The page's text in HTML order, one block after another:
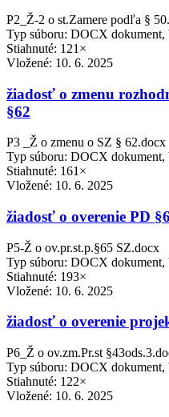
P2_Ž-2 o st.Zamere podľa §
Typ súboru: DOCX
Stiahnuté: 121×
Vložené: 10. 6. 2025
žiadosť o zmenu
§62
P3 _Ž o zmenu o SZ § 62.docx
Typ súboru: DOCX
Stiahnuté: 161×
Vložené: 10. 6. 2025
žiadosť o overenie PD
P5-Ž o ov.pr.st.p.§65 SZ.docx
Typ súboru: DOCX
Stiahnuté: 193×
Vložené: 10. 6. 2025
žiadosť o overenie
P6_Ž o ov.zm.Pr.st
Typ súboru: DOCX
Stiahnuté: 122×
Vložené: 10. 6. 2025